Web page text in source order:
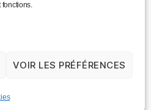
fonctions.
VOIR LES PRÉFÉRENCES